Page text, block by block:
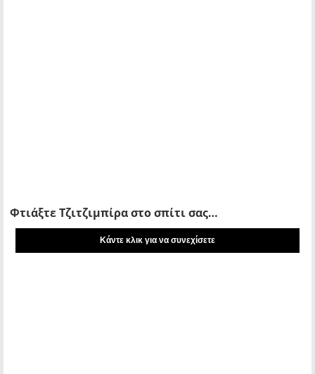
Φτιάξτε Τζιτζιμπίρα στο σπίτι σας…
Kάντε κλικ για να συνεχίσετε